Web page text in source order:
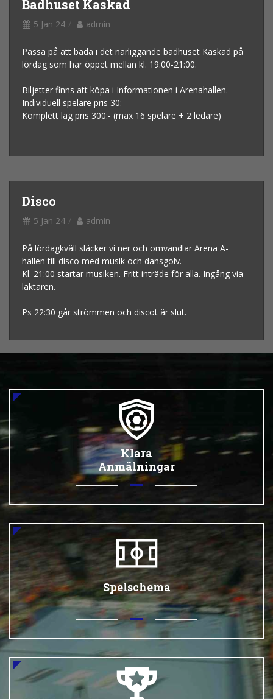
Badhuset Kaskad
5 Jan 24 admin
Passa på att bada i det närliggande badhuset Kaskad på
lördag som har öppet mellan kl. 19:00-21:00.
Biljetter finns att köpa i Informationen i Arenahallen.
Individuell spelare pris 30:-
Komplett lag pris 300:- (max 16 spelare + 2 ledare)
Disco
5 Jan 24 admin
På lördagkväll släcker vi ner och omvandlar Arena A-
hallen till disco med musik och dansgolv.
Kl. 21:00 startar musiken. Fritt inträde för alla. Ingång via
läktaren.
Ps 22:30 går strömmen och discot är slut.
Klara
Anmälningar
Spelschema